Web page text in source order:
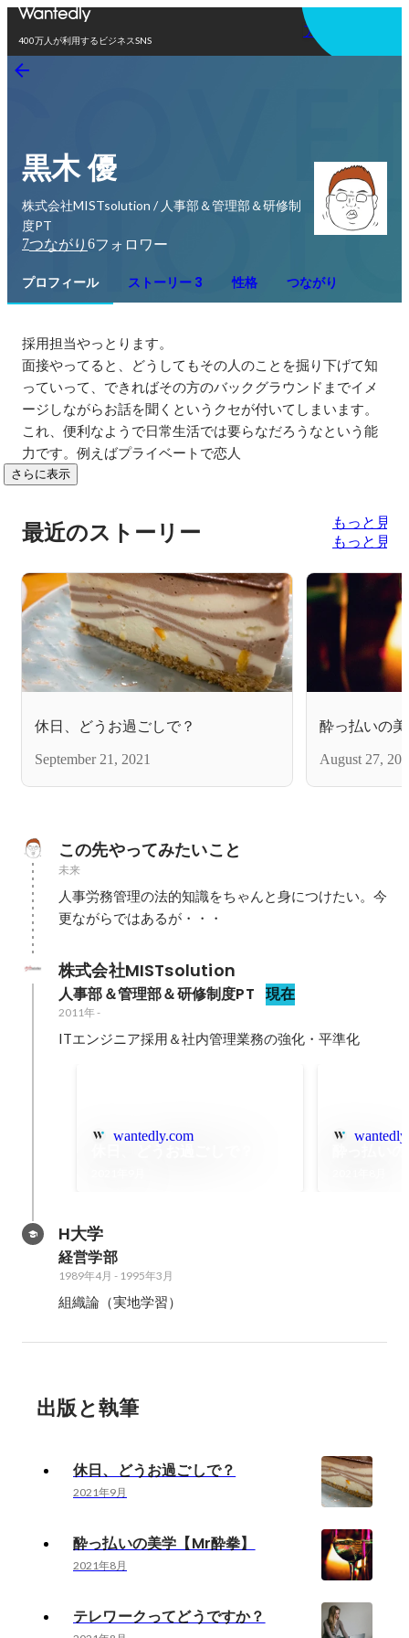
400万人が利用するビジネスSNS
アプリを使う
黒木 優
株式会社MISTsolution / 人事部＆管理部＆研修制
度PT
7つながり 6フォロワー
プロフィール ストーリー 3 性格 つながり
採用担当やっとります。
面接やってると、どうしてもその人のことを掘り下げて知
っていって、できればその方のバックグラウンドまでイメ
ージしながらお話を聞くというクセが付いてしまいます。
これ、便利なようで日常生活では要らなだろうなという能
力です。例えばプライベートで恋人
さらに表示
最近のストーリー
もっと見る
もっと見る
休日、どうお過ごしで？
September 21, 2021
酔っ払いの
August 27,
この先やってみたいこと
未来
人事労務管理の法的知識をちゃんと身につけたい。今
更ながらではあるが・・・
株式会社MISTsolution
人事部＆管理部＆研修制度PT 現在
2011年-
ITエンジニア採用＆社内管理業務の強化・平準化
wantedly.com
H大学
経営学部
1989年4月 - 1995年3月
組織論（実地学習）
出版と執筆
休日、どうお過ごしで？
2021年9月
酔っ払いの美学【Mr酔拳】
2021年8月
テレワークってどうですか？